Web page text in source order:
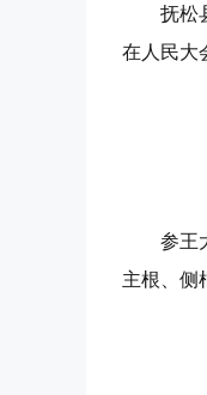
抚松
在人民大
参王
主根、侧